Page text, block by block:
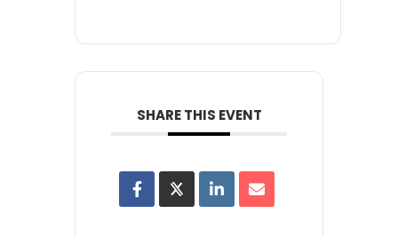
SHARE THIS EVENT